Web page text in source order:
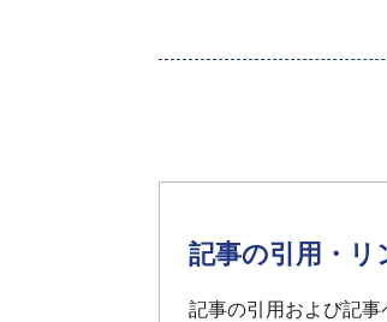
記事の引用・リ
記事の引用および記